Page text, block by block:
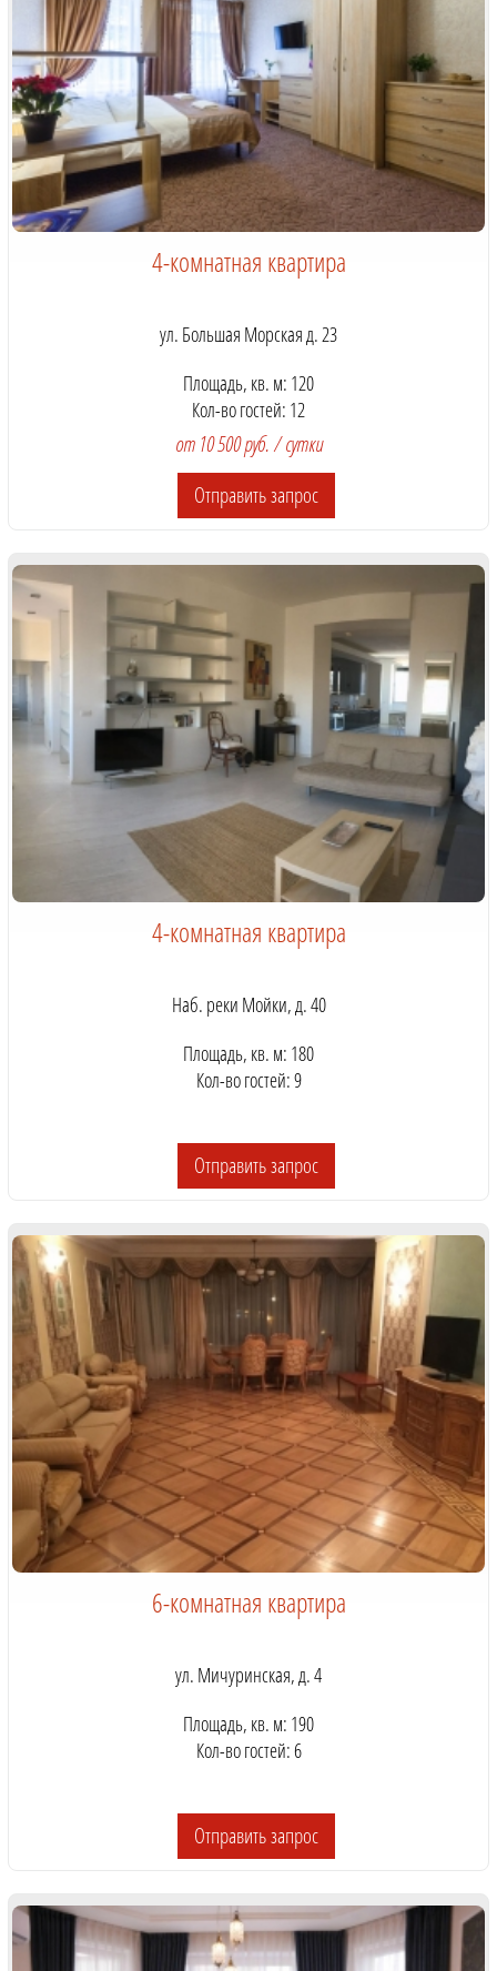
4-комнатная квартира
ул. Большая Морская д. 23
Площадь, кв. м: 120
Кол-во гостей: 12
от 10 500 руб. / сутки
Отправить запрос
4-комнатная квартира
Наб. реки Мойки, д. 40
Площадь, кв. м: 180
Кол-во гостей: 9
Отправить запрос
6-комнатная квартира
ул. Мичуринская, д. 4
Площадь, кв. м: 190
Кол-во гостей: 6
Отправить запрос